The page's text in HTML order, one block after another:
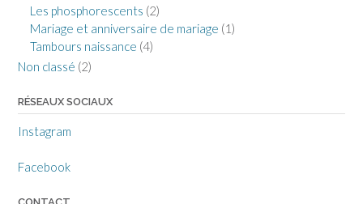
Les phosphorescents (2)
Mariage et anniversaire de mariage (1)
Tambours naissance (4)
Non classé (2)
RÉSEAUX SOCIAUX
Instagram
Facebook